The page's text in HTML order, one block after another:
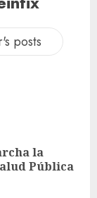
posts
la
Pública